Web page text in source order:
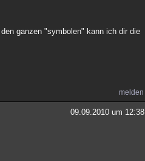
ganzen "symbolen" kann ich dir die
melden
09.09.2010 um 12:38